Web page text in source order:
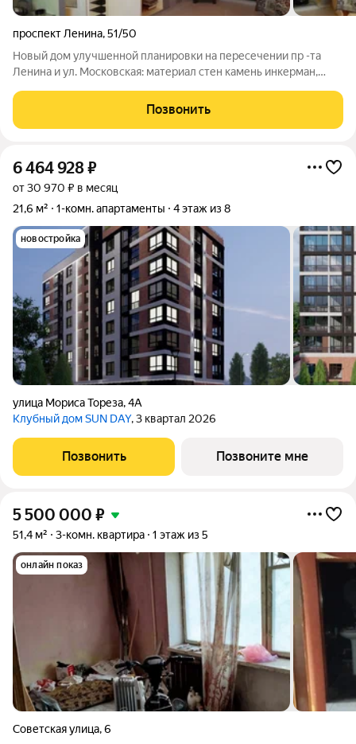
проспект Ленина,51/50
Новый дом улучшенной планировки на пересечении пр -та
Ленина и ул. Московская: материал стен камень инкерман,
двор с персональным допуском во двор. Детские площадки и
парковка во дворе. Два
Позвонить
6 464 928₽
от 30 970 ₽ в месяц
21,6 м²
1-комн. апартаменты 4 этаж из 8
новостройка
улица Мориса Тореза,4А
Клубный дом SUN DAY, 3 квартал 2026
Позвонить Позвоните мне
5 500 000 ₽
51,4 м² 3-комн. квартира 1 этаж из 5
онлайн показ
Советская улица,6